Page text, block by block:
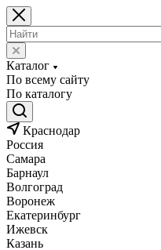
Каталог
По всему сайту
По каталогу
Краснодар
Россия
Самара
Барнаул
Волгоград
Воронеж
Екатеринбург
Ижевск
Казань